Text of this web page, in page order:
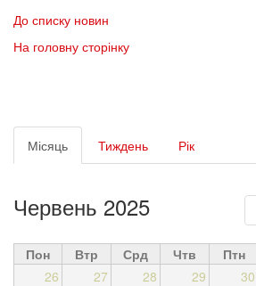
До списку новин
На головну сторінку
Первинні
вкладки
Місяць (активна
вкладка)
Тиждень Рік
Червень 2025
Пон Втр Срд Чтв Птн
26
27 28 29 30